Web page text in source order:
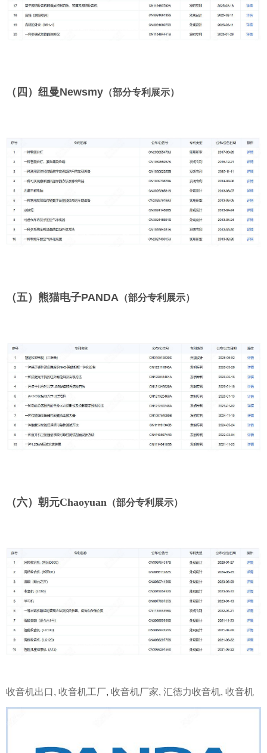
（四） 纽曼Newsmy （部分专利展示）
（五）熊猫电子PANDA （部分专利展示）
（六）朝元Chaoyuan （部分专利展示）
收音机出口, 收音机工厂, 收音机厂家, 汇德力收音机, 收音机